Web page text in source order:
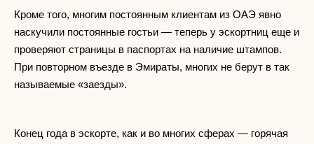
Кроме того, многим постоянным клиентам из ОАЭ явно
наскучили постоянные гостьи — теперь у эскортниц еще и
проверяют страницы в паспортах на наличие штампов.
При повторном въезде в Эмираты, многих не берут в так
называемые «заезды».
Конец года в эскорте, как и во многих сферах — горячая